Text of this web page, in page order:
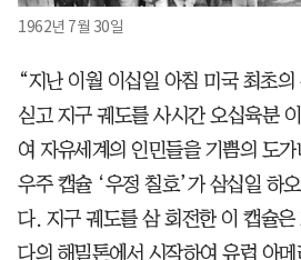
1962년 7월 30일
“지난 이월 이십일 아침 미국 최초
싣고 지구 궤도를 사시간 오십육분
여 자유세계의 인민들을 기쁨의 도
우주 캡슐 ‘우정 칠호’가 삼십일 하
다. 지구 궤도를 삼 회전한 이 캡슐
다의 해밀톤에서 시작하여 유럽 아